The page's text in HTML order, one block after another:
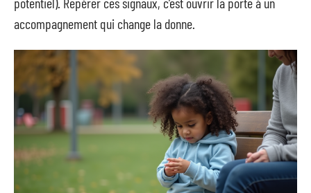
accompagnement qui change la donne.